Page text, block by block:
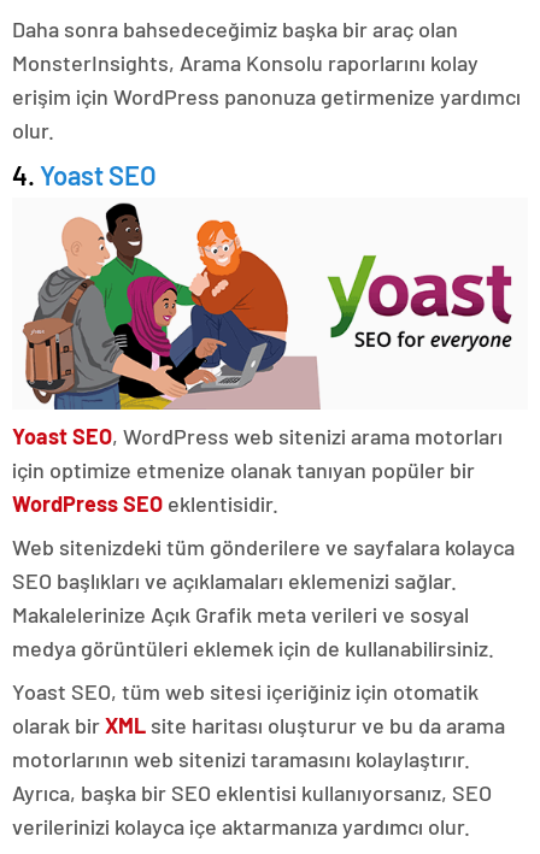
Daha sonra bahsedeceğimiz başka bir araç olan
MonsterInsights, Arama Konsolu raporlarını kolay
erişim için WordPress panonuza getirmenize yardımcı
olur.
4.Yoast SEO
Yoast SEO, WordPress web sitenizi arama motorları
için optimize etmenize olanak tanıyan popüler bir
WordPress SEO eklentisidir.
Web sitenizdeki tüm gönderilere ve sayfalara kolayca
SEO başlıkları ve açıklamaları eklemenizi sağlar.
Makalelerinize Açık Grafik meta verileri ve sosyal
medya görüntüleri eklemek için de kullanabilirsiniz.
Yoast SEO, tüm web sitesi içeriğiniz için otomatik
olarak birXML site haritası oluşturur ve bu da arama
motorlarının web sitenizi taramasını kolaylaştırır.
Ayrıca, başka bir SEO eklentisi kullanıyorsanız, SEO
verilerinizi kolayca içe aktarmanıza yardımcı olur.